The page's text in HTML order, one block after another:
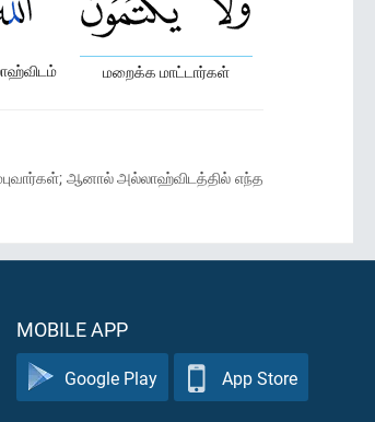
மறைக்க மாட்டார்கள்
ஆனால் அல்லாஹ்விடத்தில் எந்த
MOBILE APP
Google Play App Store